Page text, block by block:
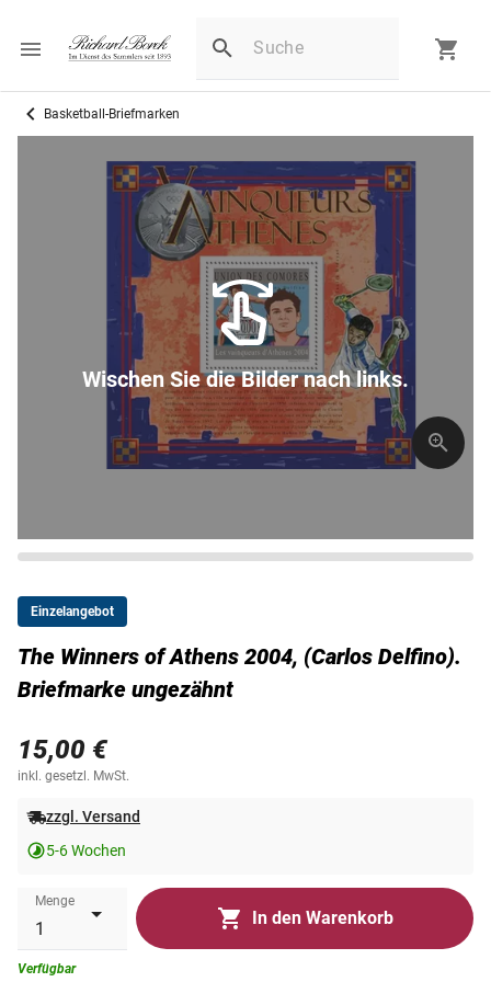
Basketball-Briefmarken
Wischen Sie die Bilder nach links.
Einzelangebot
The Winners of Athens 2004, (Carlos Delfino).
Briefmarke ungezähnt
15,00 €
inkl. gesetzl. MwSt.
zzgl. Versand
5-6 Wochen
Menge
In den Warenkorb
Verfügbar